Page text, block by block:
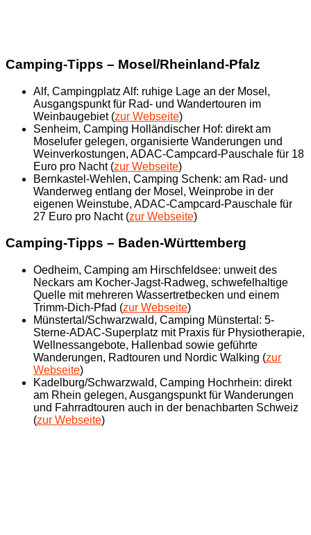
Camping-Tipps – Mosel/Rheinland-Pfalz
Alf, Campingplatz Alf: ruhige Lage an der Mosel,
Ausgangspunkt für Rad- und Wandertouren im
Weinbaugebiet (zur Webseite)
Senheim, Camping Holländischer Hof: direkt am
Moselufer gelegen, organisierte Wanderungen und
Weinverkostungen, ADAC-Campcard-Pauschale für 18
Euro pro Nacht (zur Webseite)
Bernkastel-Wehlen, Camping Schenk: am Rad- und
Wanderweg entlang der Mosel, Weinprobe in der
eigenen Weinstube, ADAC-Campcard-Pauschale für
27 Euro pro Nacht (zur Webseite)
Camping-Tipps – Baden-Württemberg
Oedheim, Camping am Hirschfeldsee: unweit des
Neckars am Kocher-Jagst-Radweg, schwefelhaltige
Quelle mit mehreren Wassertretbecken und einem
Trimm-Dich-Pfad (zur Webseite)
Münstertal/Schwarzwald, Camping Münstertal: 5-
Sterne-ADAC-Superplatz mit Praxis für Physiotherapie,
Wellnessangebote, Hallenbad sowie geführte
Wanderungen, Radtouren und Nordic Walking (zur
Webseite)
Kadelburg/Schwarzwald, Camping Hochrhein: direkt
am Rhein gelegen, Ausgangspunkt für Wanderungen
und Fahrradtouren auch in der benachbarten Schweiz
(zur Webseite)